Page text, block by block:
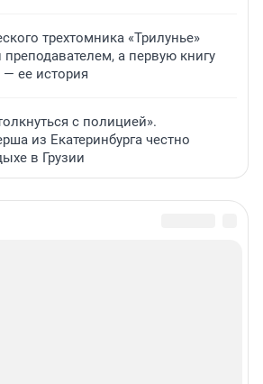
трехтомника «Трилунье»
а первую книгу
ее история
с полицией».
из Екатеринбурга честно
в Грузии